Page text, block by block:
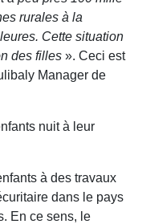
rurales à la
Cette situation
des filles ». Ceci est
Manager de
nuit à leur
à des travaux
dans le pays
En ce sens, le